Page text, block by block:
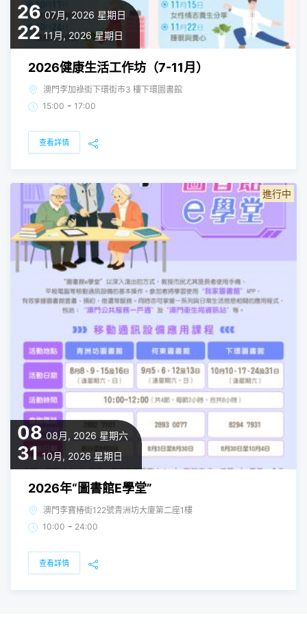
26 07月, 2026 星期日
22 11月, 2026 星期日
2026健康生活工作坊（7-11月）
澳門李加祿街下環街市3 樓下環圖書館
15:00 - 17:00
查看詳情
08 08月, 2026 星期六
31 10月, 2026 星期日
進行中
2026年“圖書館E學堂”
澳門李寶椿街122號青洲坊大廈第二座1樓
10:00 - 24:00
查看詳情